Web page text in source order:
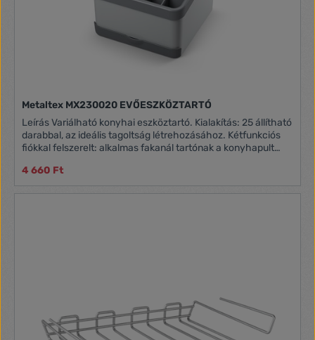
Metaltex MX230020 EVŐESZKÖZTARTÓ
Leírás Variálható konyhai eszköztartó. Kialakítás: 25 állítható
darabbal, az ideális tagoltság létrehozásához. Kétfunkciós
fiókkal felszerelt: alkalmas fakanál tartónak a konyhapult
mobiltelefon/tablet tartónak is. Könnyen szétszedhető az
alapos tisztíthatóság érdekében. Kézzel mosható erős
4 660 Ft